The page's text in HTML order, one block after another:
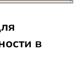
в